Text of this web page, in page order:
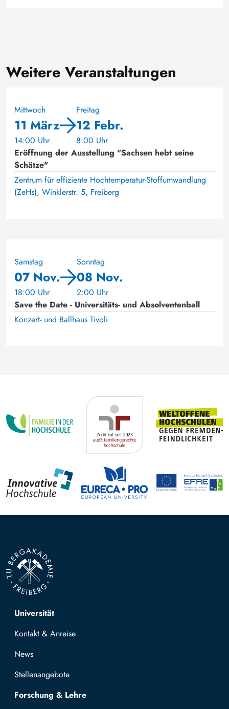
Weitere Veranstaltungen
Mittwoch
11 März
14:00 Uhr
Freitag
12 Febr.
8:00 Uhr
Eröffnung der Ausstellung "Sachsen hebt seine
Schätze"
Zentrum für effiziente Hochtemperatur-Stoffumwandlung
(ZeHs), Winklerstr. 5, Freiberg
Samstag
07 Nov.
18:00 Uhr
Sonntag
08 Nov.
2:00 Uhr
Save the Date - Universitäts- und Absolventenball
Konzert- und Ballhaus Tivoli
Top navigation
Universität
Kontakt & Anreise
News
Stellenangebote
Forschung & Lehre